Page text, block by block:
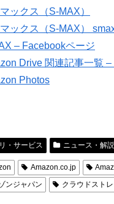
ックス（S-MAX）
ックス（S-MAX）
– Facebookページ
Drive 関連記事一覧 –
Photos
・サービス ニュース・解
Amazon.co.jp
ンジャパン
クラウドスト